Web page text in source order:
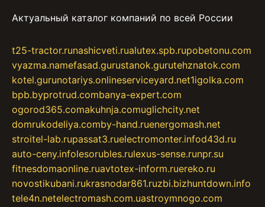
Актуальный каталог компаний по всей России
t25-tractor.runashicveti.rualutex.spb.rupobetonu.com
vyazma.namefasad.gurustanok.gurutehznatok.com
kotel.gurunotariys.onlineserviceyard.net1igolka.com
bpb.byprotrud.combanya-expert.com
ogorod365.comakuhnja.comuglichcity.net
domrukodeliya.comby-hand.ruenergomash.net
stroitel-lab.rupassat3.ruelectromonter.infod43d.ru
auto-ceny.infolesorubles.rulexus-sense.runpr.su
fitnesdomaonline.ruavtotex-inform.ruereko.ru
novostikubani.rukrasnodar861.ruzbi.bizhuntdown.info
tele4n.netelectromash.com.uastroymnogo.com